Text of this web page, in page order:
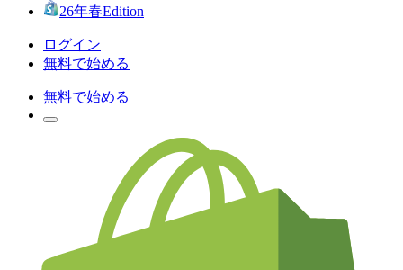
26年春Edition
ログイン
無料で始める
無料で始める